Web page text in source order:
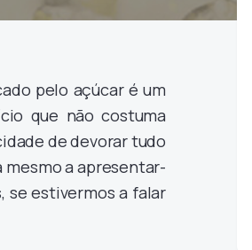
pelo açúcar é um
que não costuma
de devorar tudo
mesmo a apresentar-
se estivermos a falar